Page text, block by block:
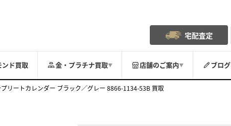
宅配査定
ド買取 金・プラチナ買取▼ 店舗のご案内▼ ブログ
リートカレンダー ブラック／グレー 8866-1134-53B 買取